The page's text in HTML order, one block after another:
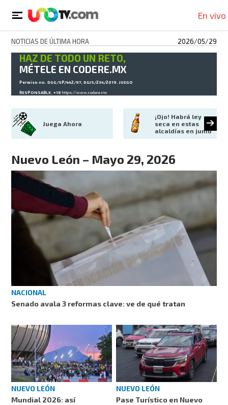
En vivo
NOTICIAS DE ÚLTIMA HORA 2026/05/29
HAZ DE TODO UN RETO,
MÉTELE EN CODERE.MX
Permiso no. DGG/SP/442/97, DGJS/234/2019. JUEGO
RESPONSABLE. +18https://www.codere.mx
Juega Ahora
¡Ojo! Habrá ley
seca en estas
alcaldías en junio
Nuevo León – Mayo 29, 2026
NACIONAL
Senado avala 3 reformas clave: ve de qué tratan
NUEVO LEÓN
Mundial 2026: así
NUEVO LEÓN
Pase Turístico en Nuevo